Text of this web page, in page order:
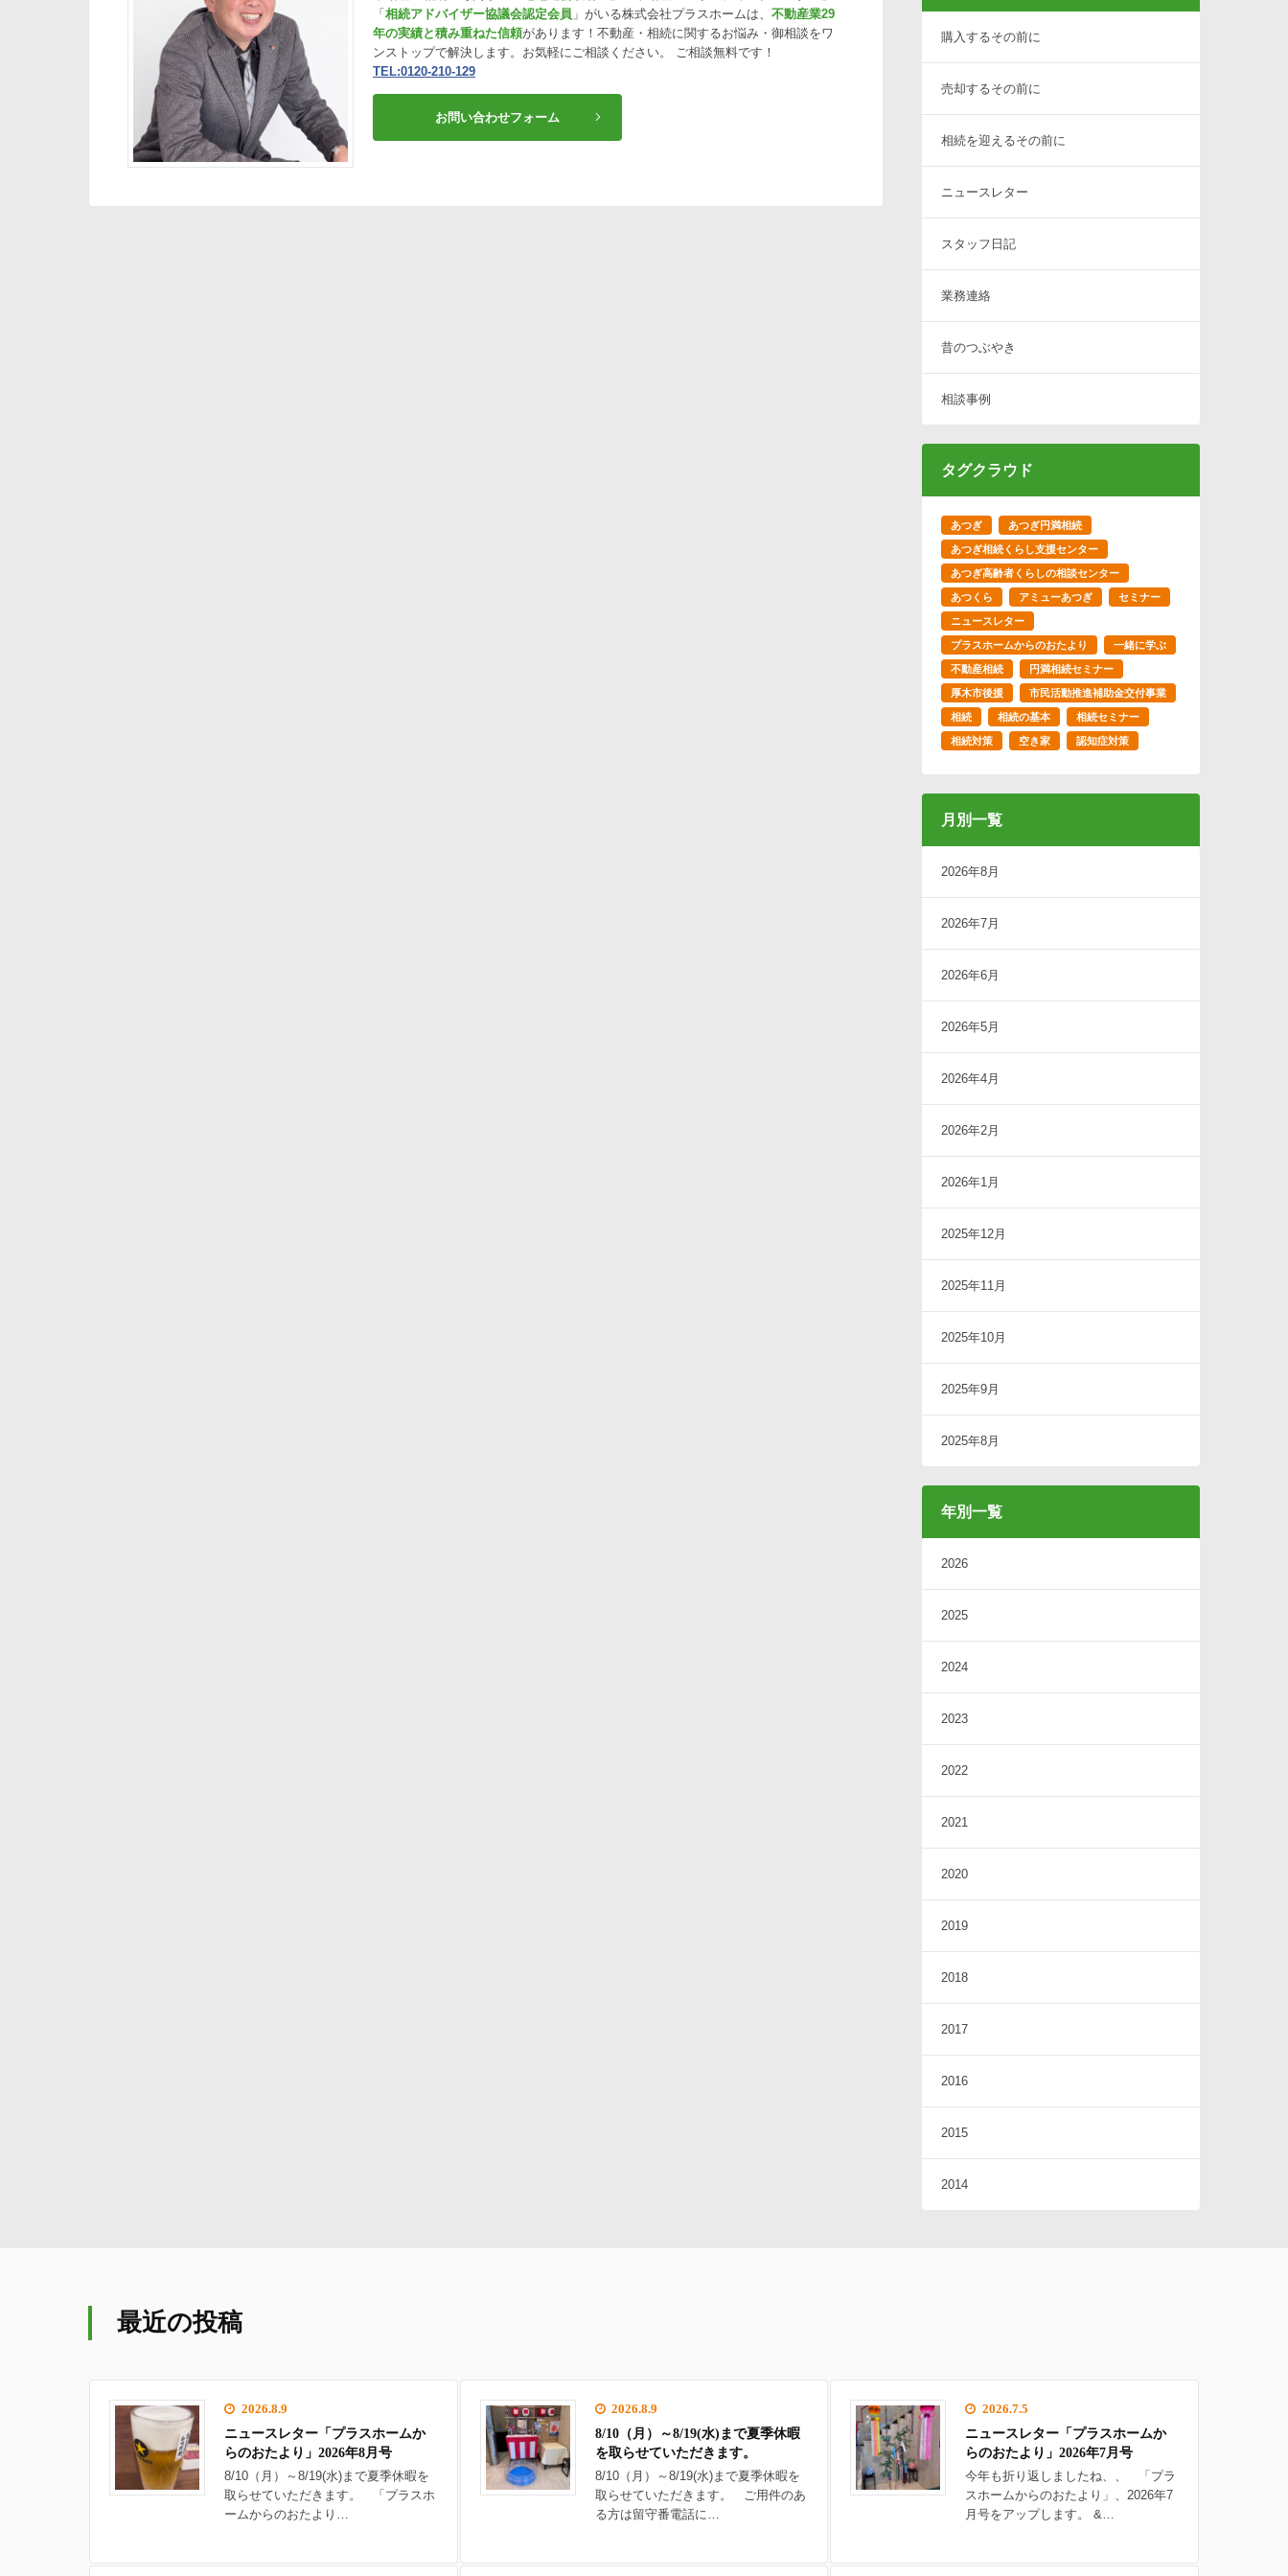
「 相続アドバイザー協議会認定会員 」がいる株式会社プラスホームは、 不動産業29
年の実績と積み重ねた信頼があります！不動産・相続に関するお悩み・御相談をワ
ンストップで解決します。お気軽にご相談ください。 ご相談無料です！
TEL:0120-210-129
お問い合わせフォーム
購入するその前に
売却するその前に
相続を迎えるその前に
ニュースレター
スタッフ日記
業務連絡
昔のつぶやき
相談事例
タグクラウド
あつぎ あつぎ円満相続
あつぎ相続くらし支援センター
あつぎ高齢者くらしの相談センター
あつくら アミューあつぎ セミナー
ニュースレター
プラスホームからのおたより 一緒に学ぶ
不動産相続 円満相続セミナー
厚木市後援 市民活動推進補助金交付事業
相続 相続の基本 相続セミナー
相続対策 空き家 認知症対策
月別一覧
2026年8月
2026年7月
2026年6月
2026年5月
2026年4月
2026年2月
2026年1月
2025年12月
2025年11月
2025年10月
2025年9月
2025年8月
年別一覧
2026
2025
2024
2023
2022
2021
2020
2019
2018
2017
2016
2015
2014
最近の投稿
2026.8.9
ニュースレター「プラスホームか
らのおたより」2026年8月号
8/10（月）～8/19(水)まで夏季休暇を
取らせていただきます。 「プラスホ
ームからのおたより…
2026.8.9
8/10（月）～8/19(水)まで夏季休暇
を取らせていただきます。
8/10（月）～8/19(水)まで夏季休暇を
取らせていただきます。 ご用件のあ
る方は留守番電話に…
2026.7.5
ニュースレター「プラスホームか
らのおたより」2026年7月号
今年も折り返しましたね、、 「プラ
スホームからのおたより」、2026年7
月号をアップします。 &…